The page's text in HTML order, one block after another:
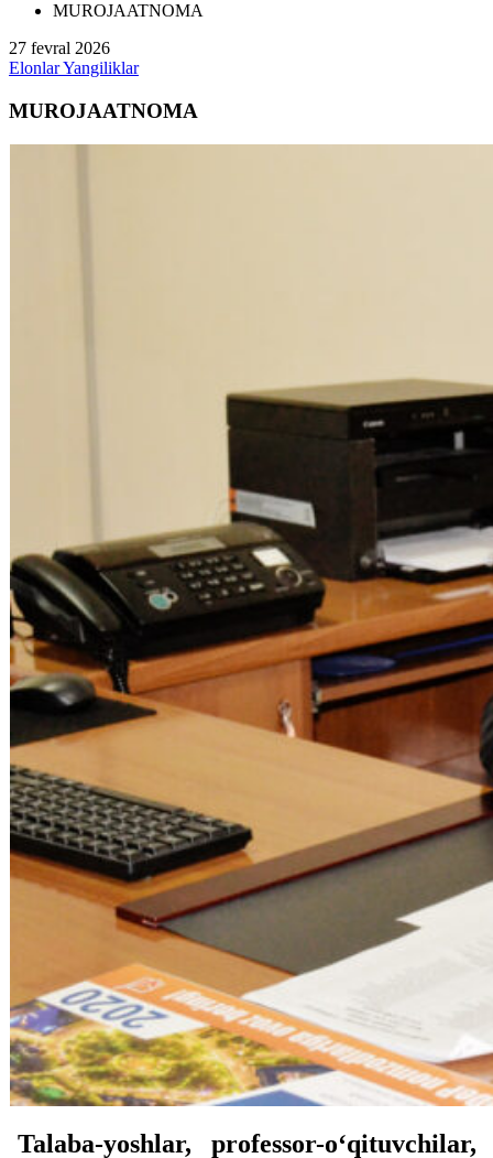
MUROJAATNOMA
27 fevral 2026
ElonlarYangiliklar
MUROJAATNOMA
Talaba-yoshlar, professor-o‘qituvchilar,